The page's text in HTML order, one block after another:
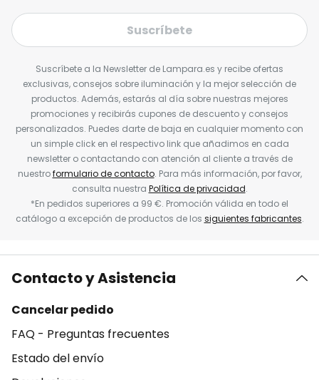
Suscríbete
Suscríbete a la Newsletter de Lampara.es y recibe ofertas
exclusivas, consejos sobre iluminación y la mejor selección de
productos. Además, estarás al día sobre nuestras mejores
promociones y recibirás cupones de descuento y consejos
personalizados. Puedes darte de baja en cualquier momento con
un simple click en el respectivo link que añadimos en cada
newsletter o contactando con atención al cliente a través de
nuestroformulario de contacto. Para más información, por favor,
consulta nuestra Política de privacidad.
*En pedidos superiores a 99 €. Promoción válida en todo el
catálogo a excepción de productos de los siguientes fabricantes.
Contacto y Asistencia
Cancelar pedido
FAQ - Preguntas frecuentes
Estado del envío